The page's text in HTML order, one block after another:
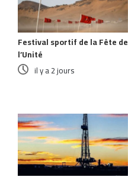
Festival sportif de la Fête de
l’Unité
il y a 2 jours